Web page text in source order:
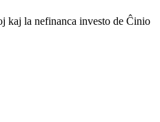
kaj la nefinanca investo de Ĉinio